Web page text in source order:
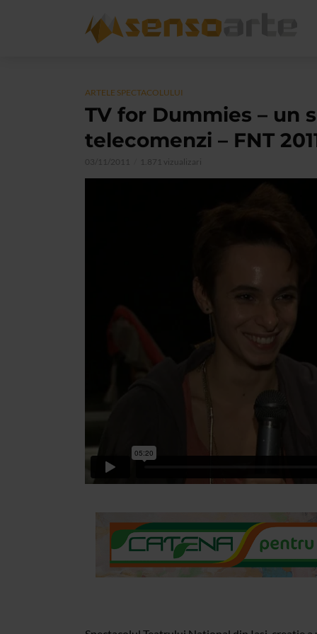
ARTELE SPECTACOLULUI
TV for Dummies – un
telecomenzi – FNT
03/11/2011 1.871 vizualizari